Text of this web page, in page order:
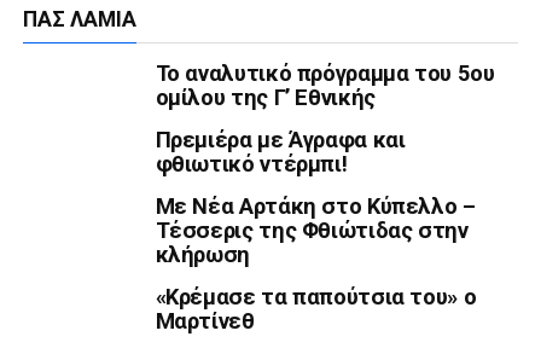
ΠΑΣ ΛΑΜΊΑ
Το αναλυτικό πρόγραμμα του 5ου
ομίλου της Γ’ Εθνικής
Πρεμιέρα με Άγραφα και
φθιωτικό ντέρμπι!
Με Νέα Αρτάκη στο Κύπελλο –
Τέσσερις της Φθιώτιδας στην
κλήρωση
«Κρέμασε τα παπούτσια του» ο
Μαρτίνεθ